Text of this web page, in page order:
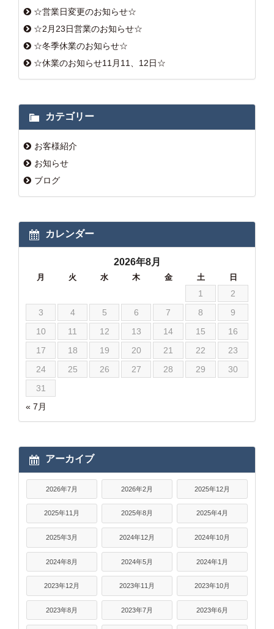
☆営業日変更のお知らせ☆
☆2月23日営業のお知らせ☆
☆冬季休業のお知らせ☆
☆休業のお知らせ11月11、12日☆
カテゴリー
お客様紹介
お知らせ
ブログ
カレンダー
2026年8月
月 火 水 木 金 土 日
« 7月
1
2
3
4 5 6 7 8
9
10
11 12 13 14 15
16
17
18 19 20 21 22
23
24
25 26 27 28 29
30
31
アーカイブ
2026年7月 2026年2月 2025年12月
2025年11月 2025年8月 2025年4月
2025年3月 2024年12月 2024年10月
2024年8月 2024年5月 2024年1月
2023年12月 2023年11月 2023年10月
2023年8月 2023年7月 2023年6月